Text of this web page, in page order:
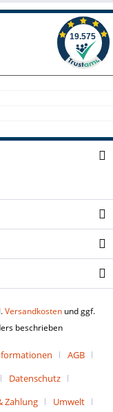
Versandkosten und ggf.
beschrieben
AGB
Datenschutz
Zahlung Umwelt